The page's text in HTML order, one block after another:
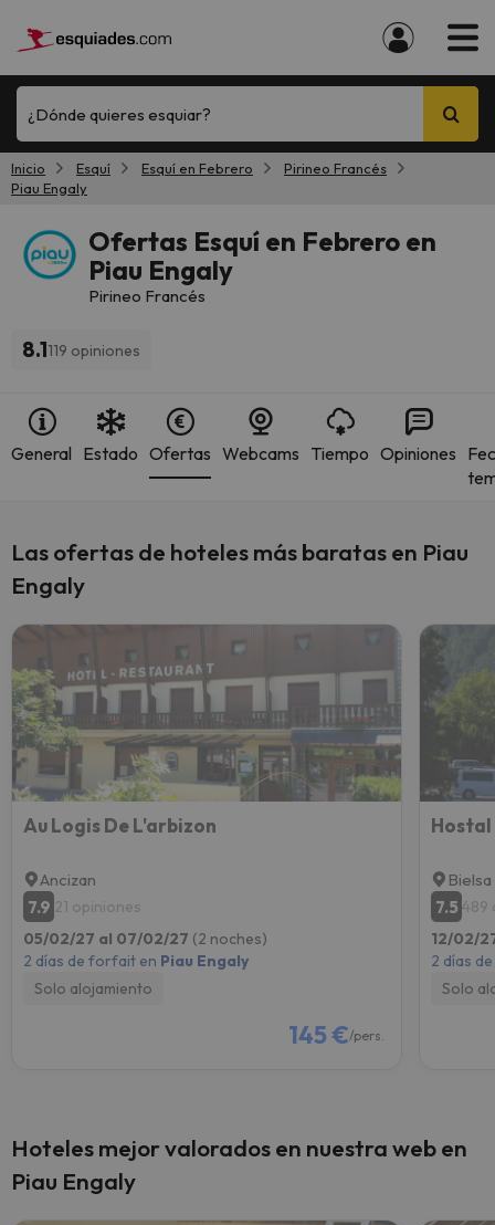
¿Dónde quieres esquiar?
Inicio Esquí Esquí en Febrero
Pirineo Francés
Piau Engaly
Ofertas Esquí en Febrero en
Piau Engaly
Pirineo Francés
8.1119 opiniones
General Estado Ofertas Webcams Tiempo Opiniones
Las ofertas de hoteles más baratas en Piau
Engaly
Au Logis De L'arbizon
Ancizan
7.9 21 opiniones
05/02/27 al 07/02/27 (2 noches)
2 días de forfait en Piau Engaly
Solo alojamiento
145 €/pers.
Bielsa
7.5 489
12/02/
2 días
Solo
Hoteles mejor valorados en nuestra web en
Piau Engaly